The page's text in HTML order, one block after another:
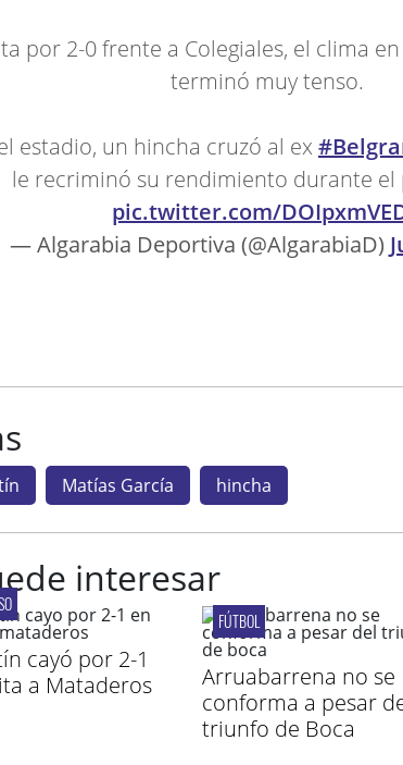
por 2-0 frente a Colegiales, el clima en
terminó muy tenso.
estadio, un hincha cruzó al ex
le recriminó su rendimiento durante
pic.twitter.com/
— Algarabia Deportiva (@AlgarabiaD)
Matías García hincha
interesar
cayó por 2-1
a Mataderos
FÚTBOL
Arruabarrena no se
conforma a pesar
triunfo de Boca